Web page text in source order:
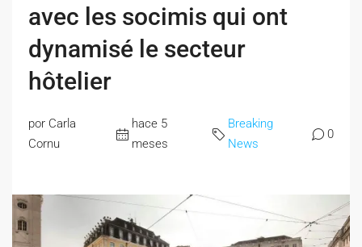
avec les socimis qui ont
dynamisé le secteur
hôtelier
por Carla
Cornu
hace 5
meses
Breaking
News
0